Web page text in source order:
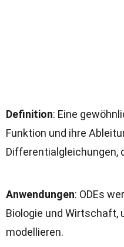
Definition: Eine
Funktion und ihre
Differentialgleichungen,
Anwendungen: ODEs
Biologie und Wirtschaft,
modellieren.